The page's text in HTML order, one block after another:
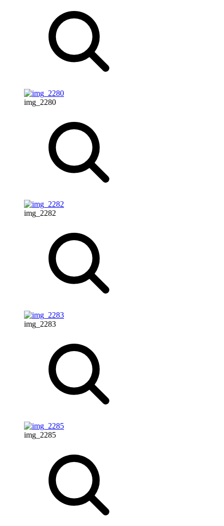
img_2280
img_2282
img_2283
img_2285